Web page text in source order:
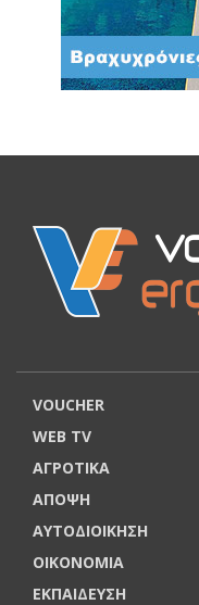
VOUCHER
WEB TV
ΑΓΡΟΤΙΚΑ
ΑΠΟΨΗ
ΑΥΤΟΔΙΟΙΚΗΣΗ
ΟΙΚΟΝΟΜΙΑ
ΕΚΠΑΙΔΕΥΣΗ